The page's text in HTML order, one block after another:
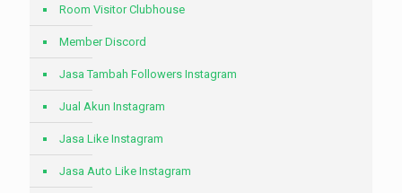
Room Visitor Clubhouse
Member Discord
Jasa Tambah Followers Instagram
Jual Akun Instagram
Jasa Like Instagram
Jasa Auto Like Instagram